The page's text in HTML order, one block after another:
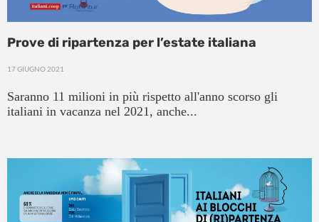
Prove di ripartenza per l’estate italiana
17 GIUGNO 2021
Saranno 11 milioni in più rispetto all'anno scorso gli
italiani in vacanza nel 2021, anche...